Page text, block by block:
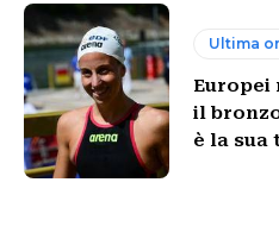
Ultima
Europei
il
è la sua